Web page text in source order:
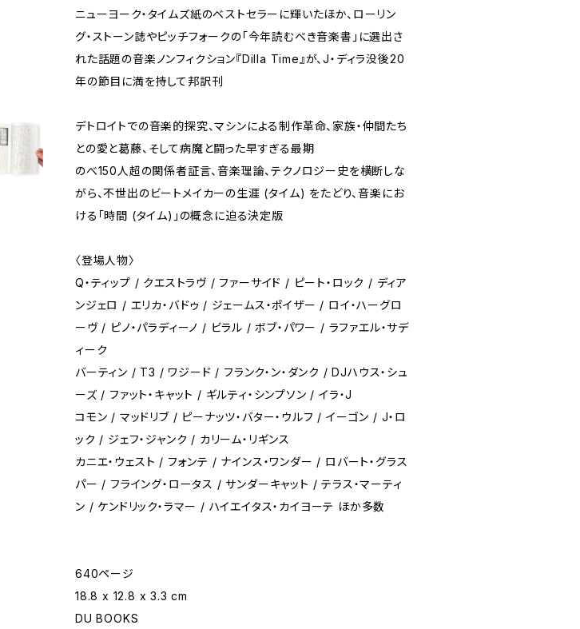
ニューヨーク・タイムズ紙のベストセラーに輝いたほか、ローリン
グ・ストーン誌やピッチフォークの「今年読むべき音楽書」に選出さ
れた話題の音楽ノンフィクション『Dilla Time』が、J・ディラ没後20
年の節目に満を持して邦訳刊
デトロイトでの音楽的探究、マシンによる制作革命、家族・仲間たち
との愛と葛藤、そして病魔と闘った早すぎる最期――
のべ150人超の関係者証言、音楽理論、テクノロジー史を横断しな
がら、不世出のビートメイカーの生涯 (タイム) をたどり、音楽にお
ける「時間 (タイム)」の概念に迫る決定版
〈登場人物〉
Q・ティップ / クエストラヴ / ファーサイド / ピート・ロック / ディア
ンジェロ / エリカ・バドゥ / ジェームス・ポイザー / ロイ・ハーグロ
ーヴ / ピノ・パラディーノ / ビラル / ボブ・パワー / ラファエル・サデ
ィーク
バーティン / T3 / ワジード / フランク・ン・ダンク / DJハウス・シュ
ーズ / ファット・キャット / ギルティ・シンプソン / イラ・J
コモン / マッドリブ / ピーナッツ・バター・ウルフ / イーゴン / J・ロ
ック / ジェフ・ジャンク / カリーム・リギンス
カニエ・ウェスト / フォンテ / ナインス・ワンダー / ロバート・グラス
パー / フライング・ロータス / サンダーキャット / テラス・マーティ
ン / ケンドリック・ラマー / ハイエイタス・カイヨーテ ほか多数
640ページ
18.8 x 12.8 x 3.3 cm
DU BOOKS